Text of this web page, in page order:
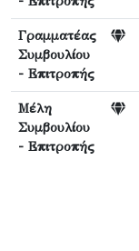
Γραμματέας
Συμβουλίου
- Επιτροπής
Μέλη
Συμβουλίου
- Επιτροπής